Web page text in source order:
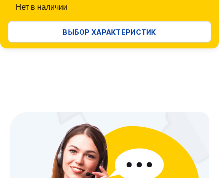
Нет в наличии
ВЫБОР ХАРАКТЕРИСТИК